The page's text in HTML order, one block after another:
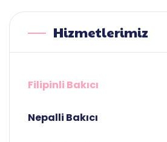
Hizmetlerimiz
Filipinli Bakıcı
Nepalli Bakıcı